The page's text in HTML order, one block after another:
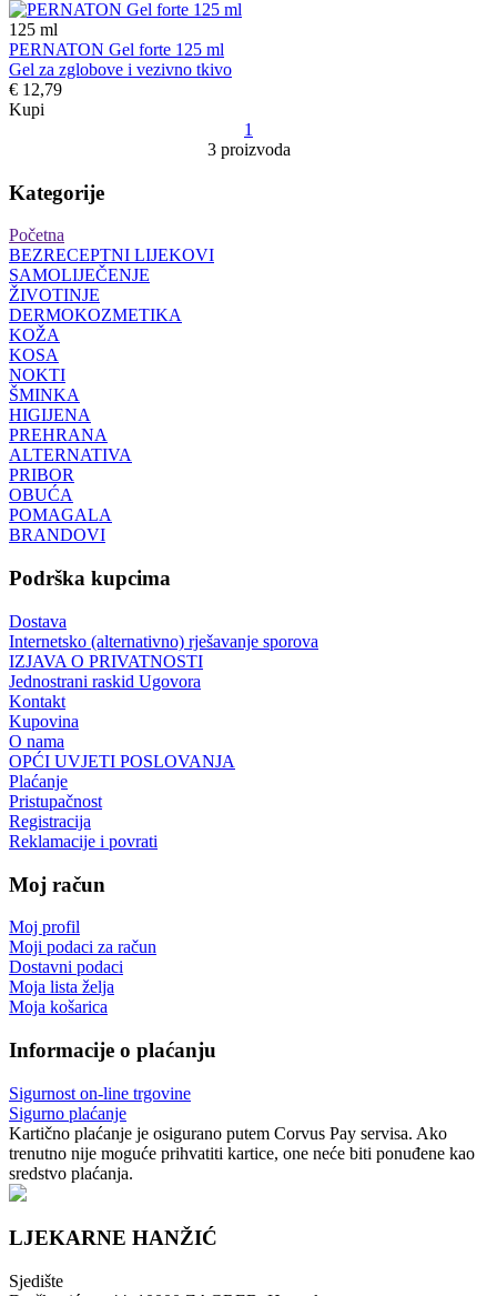
125 ml
PERNATON Gel forte 125 ml
Gel za zglobove i vezivno tkivo
€ 12,79
Kupi
1
3 proizvoda
Kategorije
Početna
BEZRECEPTNI LIJEKOVI
SAMOLIJEČENJE
ŽIVOTINJE
DERMOKOZMETIKA
KOŽA
KOSA
NOKTI
ŠMINKA
HIGIJENA
PREHRANA
ALTERNATIVA
PRIBOR
OBUĆA
POMAGALA
BRANDOVI
Podrška kupcima
Dostava
Internetsko (alternativno) rješavanje sporova
IZJAVA O PRIVATNOSTI
Jednostrani raskid Ugovora
Kontakt
Kupovina
O nama
OPĆI UVJETI POSLOVANJA
Plaćanje
Pristupačnost
Registracija
Reklamacije i povrati
Moj račun
Moj profil
Moji podaci za račun
Dostavni podaci
Moja lista želja
Moja košarica
Informacije o plaćanju
Sigurnost on-line trgovine
Sigurno plaćanje
Kartično plaćanje je osigurano putem Corvus Pay servisa. Ako
trenutno nije moguće prihvatiti kartice, one neće biti ponuđene kao
sredstvo plaćanja.
LJEKARNE HANŽIĆ
Sjedište